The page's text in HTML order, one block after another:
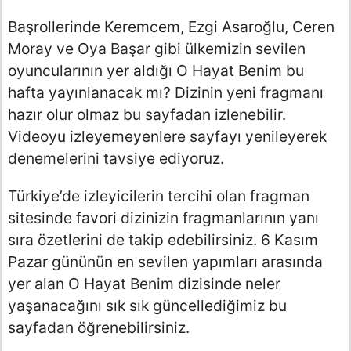
Başrollerinde Keremcem, Ezgi Asaroğlu, Ceren
Moray ve Oya Başar gibi ülkemizin sevilen
oyuncularının yer aldığı O Hayat Benim bu
hafta yayınlanacak mı? Dizinin yeni fragmanı
hazır olur olmaz bu sayfadan izlenebilir.
Videoyu izleyemeyenlere sayfayı yenileyerek
denemelerini tavsiye ediyoruz.
Türkiye’de izleyicilerin tercihi olan fragman
sitesinde favori dizinizin fragmanlarının yanı
sıra özetlerini de takip edebilirsiniz. 6 Kasım
Pazar gününün en sevilen yapımları arasında
yer alan O Hayat Benim dizisinde neler
yaşanacağını sık sık güncellediğimiz bu
sayfadan öğrenebilirsiniz.